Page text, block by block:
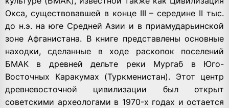
Окса, существовавшей в конце III – середине II тыс.
до н.э. на юге Средней Азии и в приамударьинской
зоне Афганистана. В книге представлены основные
находки, сделанные в ходе раскопок поселений
БМАК в древней дельте реки Мургаб в Юго-
Восточных Каракумах (Туркменистан). Этот центр
древневосточной цивилизации был открыт
советскими археологами в 1970-х годах и остается